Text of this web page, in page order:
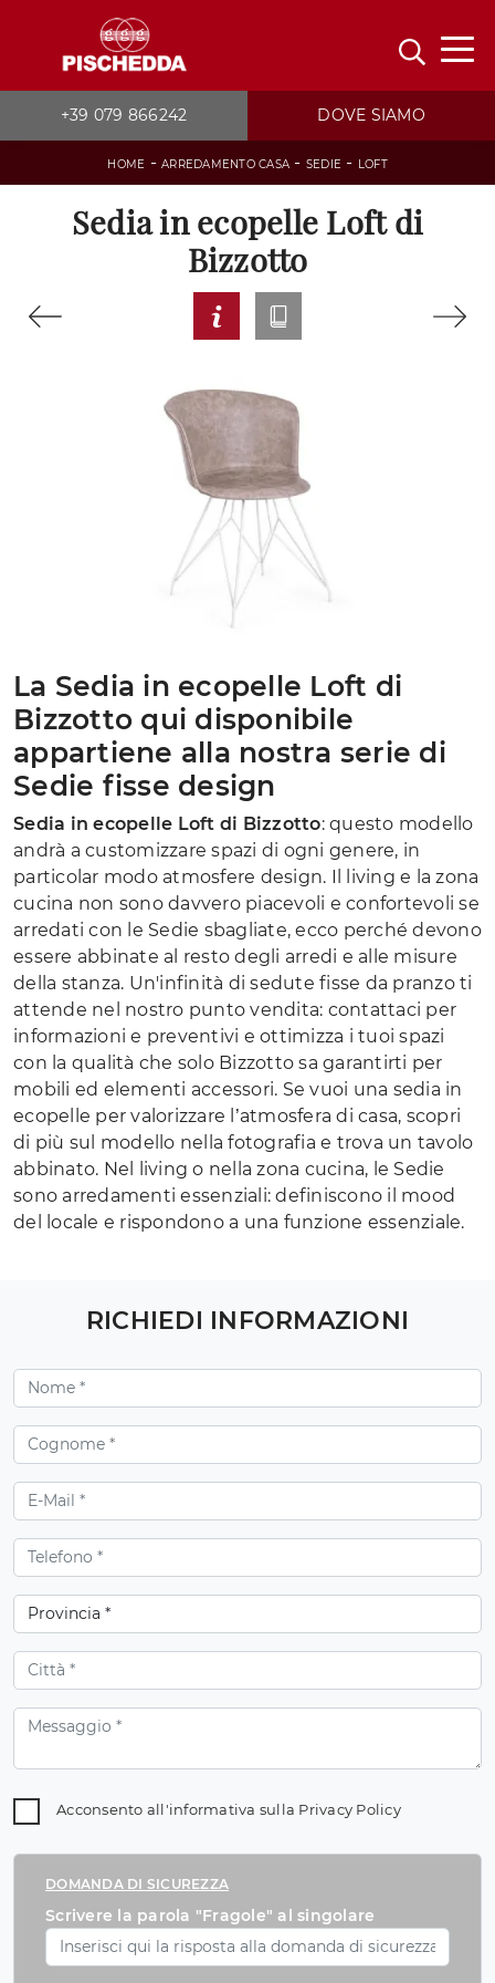
+39 079 866242 DOVE SIAMO
HOME - ARREDAMENTO CASA - SEDIE - LOFT
Sedia in ecopelle Loft di
Bizzotto
La Sedia in ecopelle Loft di
Bizzotto qui disponibile
appartiene alla nostra serie di
Sedie fisse design
Sedia in ecopelle Loft di Bizzotto: questo modello
andrà a customizzare spazi di ogni genere, in
particolar modo atmosfere design. Il living e la zona
cucina non sono davvero piacevoli e confortevoli se
arredati con le Sedie sbagliate, ecco perché devono
essere abbinate al resto degli arredi e alle misure
della stanza. Un'infinità di sedute fisse da pranzo ti
attende nel nostro punto vendita: contattaci per
informazioni e preventivi e ottimizza i tuoi spazi
con la qualità che solo Bizzotto sa garantirti per
mobili ed elementi accessori. Se vuoi una sedia in
ecopelle per valorizzare l’atmosfera di casa, scopri
di più sul modello nella fotografia e trova un tavolo
abbinato. Nel living o nella zona cucina, le Sedie
sono arredamenti essenziali: definiscono il mood
del locale e rispondono a una funzione essenziale.
RICHIEDI INFORMAZIONI
Acconsento all'informativa sulla Privacy Policy
DOMANDA DI SICUREZZA
Scrivere la parola "Fragole" al singolare